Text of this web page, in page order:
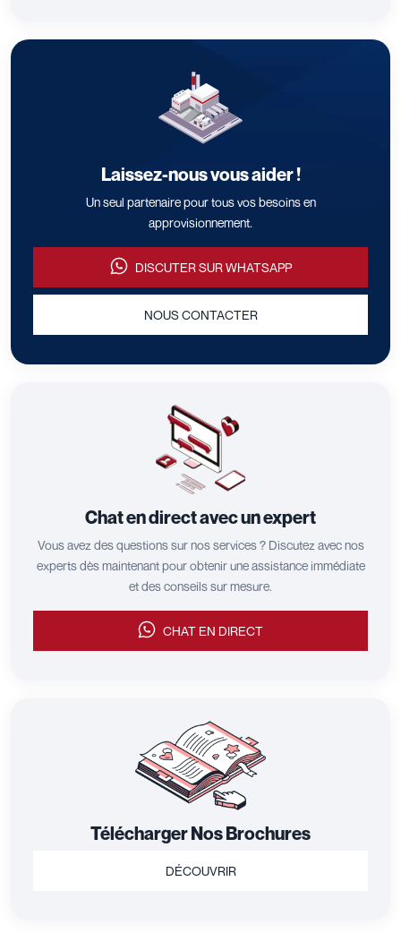
Laissez-nous vous aider !
Un seul partenaire pour tous vos besoins en
approvisionnement.
DISCUTER SUR WHATSAPP
NOUS CONTACTER
Chat en direct avec un expert
Vous avez des questions sur nos services ? Discutez avec nos
experts dès maintenant pour obtenir une assistance immédiate
et des conseils sur mesure.
CHAT EN DIRECT
Télécharger Nos Brochures
DÉCOUVRIR